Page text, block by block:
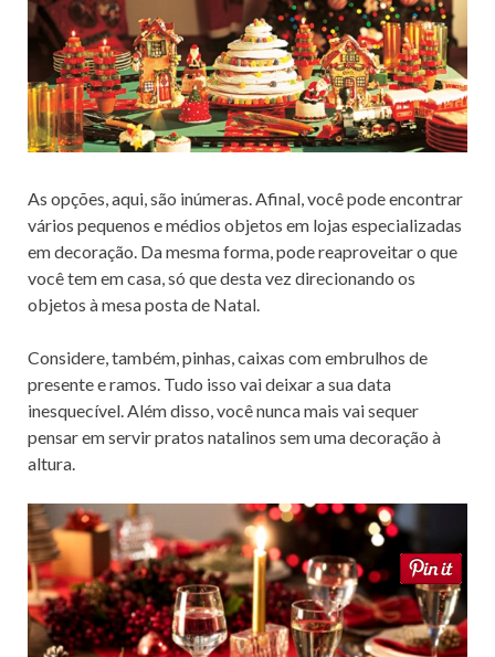
As opções, aqui, são inúmeras. Afinal, você pode encontrar
vários pequenos e médios objetos em lojas especializadas
em decoração. Da mesma forma, pode reaproveitar o que
você tem em casa, só que desta vez direcionando os
objetos à mesa posta de Natal.
Considere, também, pinhas, caixas com embrulhos de
presente e ramos. Tudo isso vai deixar a sua data
inesquecível. Além disso, você nunca mais vai sequer
pensar em servir pratos natalinos sem uma decoração à
altura.